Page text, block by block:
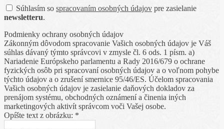
Súhlasím so spracovaním osobných údajov pre zasielanie
newsletteru.
Podmienky ochrany osobných údajov
Zákonným dôvodom spracovanie Vašich osobných údajov je Váš
súhlas dávaný týmto správcovi v zmysle čl. 6 ods. 1 písm. a)
Nariadenie Európskeho parlamentu a Rady 2016/679 o ochrane
fyzických osôb pri spracovaní osobných údajov a o voľnom pohybe
týchto údajov a o zrušení smernice 95/46/ES. Účelom spracovania
Vašich osobných údajov je zasielanie daňových dokladov za
prenájom systému, obchodných oznámení a činenia iných
marketingových aktivít správcom voči Vašej osobe.
Opíšte text z obrázku: *